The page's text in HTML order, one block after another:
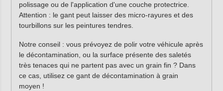
polissage ou de l'application d'une couche protectrice.
Attention : le gant peut laisser des micro-rayures et des
tourbillons sur les peintures tendres.
Notre conseil : vous prévoyez de polir votre véhicule après
le décontamination, ou la surface présente des saletés
très tenaces qui ne partent pas avec un grain fin ? Dans
ce cas, utilisez ce gant de décontamination à grain
moyen !